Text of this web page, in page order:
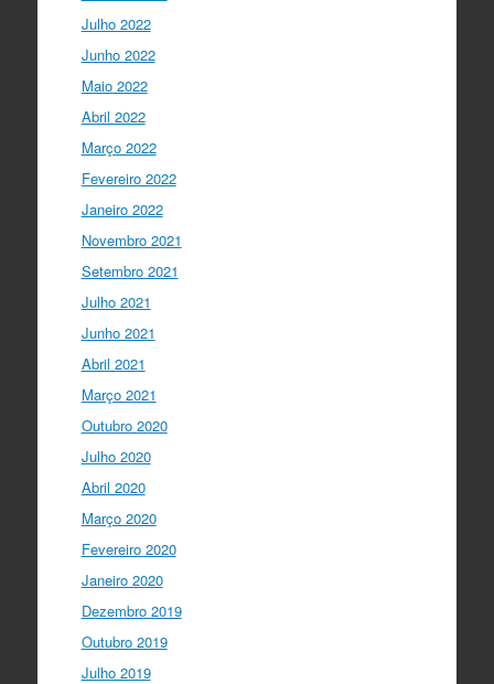
I Gulbenkian Ciência
@EMBO
@ERC_Research
@IGCiencia
Julho 2022
Junho 2022
Maio 2022
Abril 2022
Março 2022
Fevereiro 2022
Janeiro 2022
Novembro 2021
Setembro 2021
Julho 2021
Junho 2021
Abril 2021
Março 2021
Outubro 2020
Julho 2020
Abril 2020
Março 2020
Fevereiro 2020
Janeiro 2020
Dezembro 2019
Outubro 2019
Julho 2019